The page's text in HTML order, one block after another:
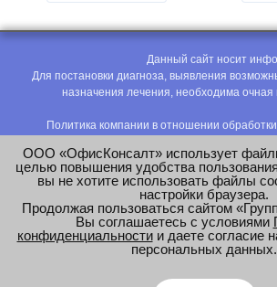
Данный сайт носит
Для постановки диагноза, выявления
назначения лечения, необходима очная
Политика компании в отношении
Соглашение на
e-
ООО «ОфисКонсалт» использует
целью повышения удобства
вы не хотите использовать файлы
настройки браузера.
Продолжая пользоваться сайтом
Вы соглашаетесь с условиями
конфиденциальностии даете согласие
персональных данных.